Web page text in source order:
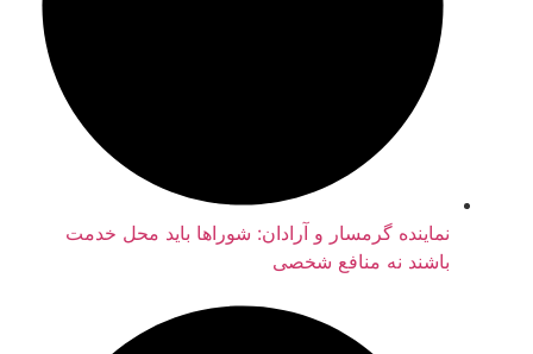
نماینده گرمسار و آرادان: شوراها باید محل خدمت
باشند نه منافع شخصی